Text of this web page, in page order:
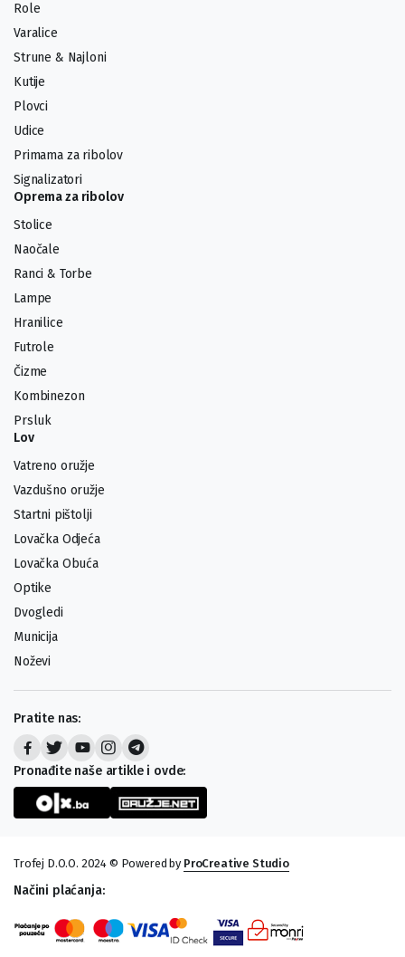
Role
Varalice
Strune & Najloni
Kutije
Plovci
Udice
Primama za ribolov
Signalizatori
Oprema za ribolov
Stolice
Naočale
Ranci & Torbe
Lampe
Hranilice
Futrole
Čizme
Kombinezon
Prsluk
Lov
Vatreno oružje
Vazdušno oružje
Startni pištolji
Lovačka Odjeća
Lovačka Obuća
Optike
Dvogledi
Municija
Noževi
Pratite nas:
Pronađite naše artikle i ovde:
Trofej D.O.O. 2024 © Powered by ProCreative Studio
Načini plaćanja: